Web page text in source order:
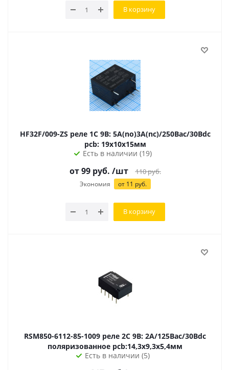
В корзину
HF32F/009-ZS реле 1С 9В: 5А(no)3А(nc)/250Вac/30Вdc
pcb: 19х10х15мм
Есть в наличии (19)
от99руб. /шт 110руб.
Экономия от 11 руб.
В корзину
RSM850-6112-85-1009 реле 2C 9В: 2А/125Вac/30Вdc
поляризованное pcb:14,3х9,3х5,4мм
Есть в наличии (5)